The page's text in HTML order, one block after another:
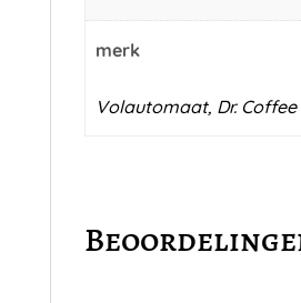
merk
Volautomaat, Dr. Coffee